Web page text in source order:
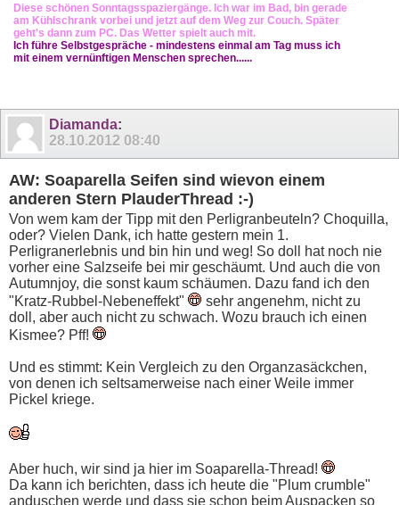
Diese schönen Sonntagsspaziergänge. Ich war im Bad, bin gerade
am Kühlschrank vorbei und jetzt auf dem Weg zur Couch. Später
geht's dann zum PC. Das Wetter spielt auch mit.
Ich führe Selbstgespräche - mindestens einmal am Tag muss ich
mit einem vernünftigen Menschen sprechen......
Diamanda:
28.10.2012 08:40
AW: Soaparella Seifen sind wievon einem
anderen Stern PlauderThread :-)
Von wem kam der Tipp mit den Perligranbeuteln? Choquilla,
oder? Vielen Dank, ich hatte gestern mein 1.
Perligranerlebnis und bin hin und weg! So doll hat noch nie
vorher eine Salzseife bei mir geschäumt. Und auch die von
Autumnjoy, die sonst kaum schäumen. Dazu fand ich den
"Kratz-Rubbel-Nebeneffekt"
sehr angenehm, nicht zu
doll, aber auch nicht zu schwach. Wozu brauch ich einen
Kismee? Pff!
Und es stimmt: Kein Vergleich zu den Organzasäckchen,
von denen ich seltsamerweise nach einer Weile immer
Pickel kriege.
Aber huch, wir sind ja hier im Soaparella-Thread!
Da kann ich berichten, dass ich heute die "Plum crumble"
anduschen werde und dass sie schon beim Auspacken so